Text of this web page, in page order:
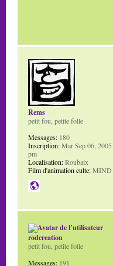
Rems
petit fou, petite folle
Messages: 180
Inscription:Mar Sep 06,
pm
Localisation:Roubaix
Film d'animation culte:MIND
rodcreation
petit fou, petite folle
Messages: 191